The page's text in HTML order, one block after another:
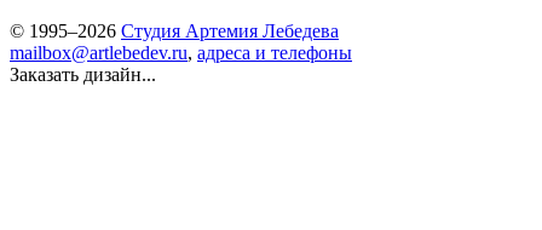
© 1995–2026 Студия Артемия Лебедева
mailbox@artlebedev.ru, адреса и телефоны
Заказать дизайн...